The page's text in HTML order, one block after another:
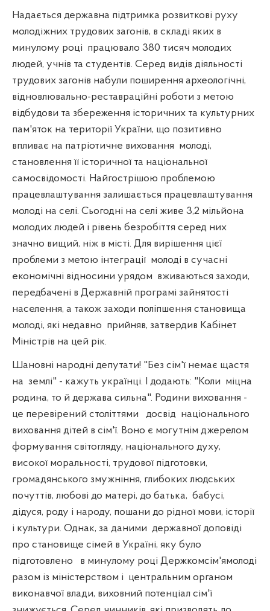
Надається державна підтримка розвиткові руху
молодіжних трудових загонів, в складі яких в
минулому році працювало 380 тисяч молодих
людей, учнів та студентів. Серед видів діяльності
трудових загонів набули поширення археологічні,
відновлювально-реставраційні роботи з метою
відбудови та збереження історичних та культурних
пам'яток на території України, що позитивно
впливає на патріотичне виховання молоді,
становлення її історичної та національної
самосвідомості. Найгострішою проблемою
працевлаштування залишається працевлаштування
молоді на селі. Сьогодні на селі живе 3,2 мільйона
молодих людей і рівень безробіття серед них
значно вищий, ніж в місті. Для вирішення цієї
проблеми з метою інтеграції молоді в сучасні
економічні відносини урядом вживаються заходи,
передбачені в Державній програмі зайнятості
населення, а також заходи поліпшення становища
молоді, які недавно прийняв, затвердив Кабінет
Міністрів на цей рік.
Шановні народні депутати! "Без сім'ї немає щастя
на землі" - кажуть українці. І додають: "Коли міцна
родина, то й держава сильна". Родини виховання -
це перевірений століттями
досвід національного
виховання дітей в сім'ї. Воно є могутнім джерелом
формування світогляду, національного духу,
високої моральності, трудової підготовки,
громадянського змужніння, глибоких людських
почуттів, любові до матері, до батька, бабусі,
дідуся, роду і народу, пошани до рідної мови, історії
і культури. Однак, за даними державної доповіді
про становище сімей в Україні, яку було
підготовлено
в минулому році Держкомсім'ямолоді
разом із міністерством і центральним органом
виконавчої влади, виховний потенціал сім'ї